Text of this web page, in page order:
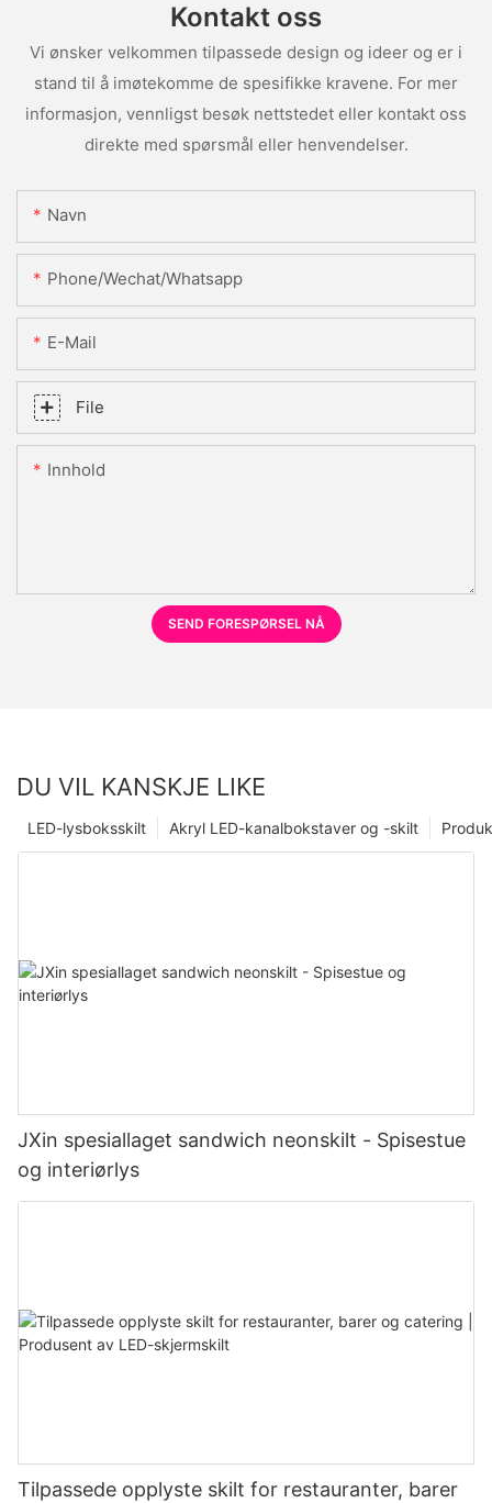
Kontakt oss
Vi ønsker velkommen tilpassede design og ideer og er i
stand til å imøtekomme de spesifikke kravene. For mer
informasjon, vennligst besøk nettstedet eller kontakt oss
direkte med spørsmål eller henvendelser.
Navn
Phone/Wechat/Whatsapp
E-Mail
File
Innhold
SEND FORESPØRSEL NÅ
DU VIL KANSKJE LIKE
Akryl LED-kanalbokstaver og -skilt
LED-lysboksskilt
JXin spesiallaget sandwich neonskilt - Spisestue
og interiørlys
Tilpassede opplyste skilt for restauranter, barer